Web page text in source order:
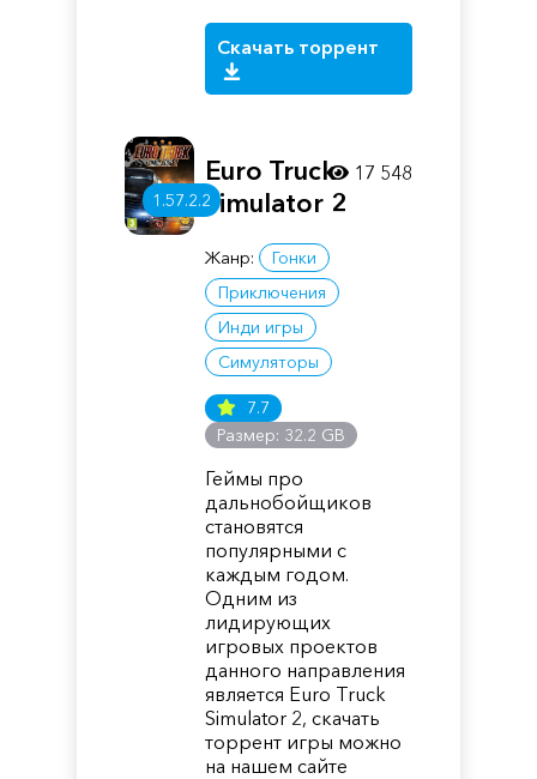
Скачать торрент
1.57.2.2
Euro Truck
Simulator 2
Жанр:
Гонки
Приключения
Инди игры
Симуляторы
7.7
Размер: 32.2 GB
Геймы про
дальнобойщиков
становятся
популярными с
каждым годом.
Одним из
лидирующих
игровых проектов
данного направления
является Euro Truck
Simulator 2, скачать
торрент игры можно
на нашем сайте
17 548